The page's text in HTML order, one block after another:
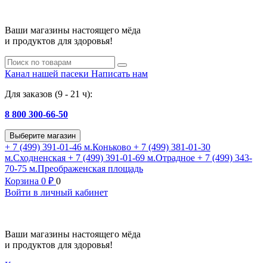
Ваши магазины настоящего мёда
и продуктов для здоровья!
Канал нашей пасеки Написать нам
Для заказов (9 - 21 ч):
8 800 300-66-50
Выберите магазин
+ 7 (499) 391-01-46 м.Коньково + 7 (499) 381-01-30
м.Сходненская + 7 (499) 391-01-69 м.Отрадное + 7 (499) 343-
70-75 м.Преображенская площадь
Корзина 0 ₽ 0
Войти в личный кабинет
Ваши магазины настоящего мёда
и продуктов для здоровья!